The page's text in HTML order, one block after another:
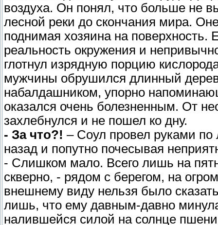
воздуха. Он понял, что больше не
лесной реки до скончания мира.
поднимая хозяина на поверхность.
реальность окружения и
глотнул изрядную порцию
мужчины обрушился длинный
набалдашником, упорно
оказался очень болезненным. От
захлебнулся и не пошел ко дну.
- За что?! – Соул провел руками
назад и попутно почесывая
- Слишком мало. Всего лишь на
скверно, - рядом с берегом, на
внешнему виду нельзя было
лишь, что ему давным-давно
налившейся силой на солнце